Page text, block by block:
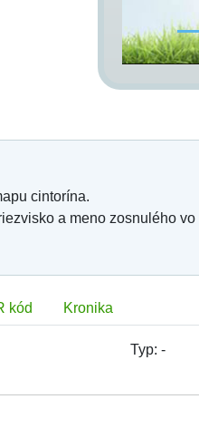
cintorína.
a meno zosnulého vo
kód Kronika
Typ: -